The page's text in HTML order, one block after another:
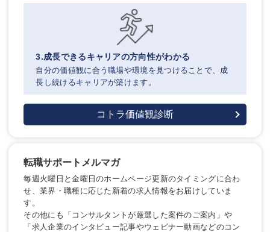
3.成長できるキャリアの方向性がわかる
自分の価値観に合う職場や環境を見つけることで、成
長し続けるキャリアが築けます。
コトラ価値観診断
転職サポートメルマガ
毎週火曜日と金曜日のホームページ更新のタイミングに合わ
せ、業界・職種に応じた新着の求人情報をお届けしていま
す。
その他にも「コンサルタントが厳選した案件のご案内」や
「求人企業のインタビュー記事やウェビナー動画などのコン